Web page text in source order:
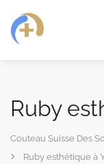
Ruby
Couteau Suisse Des
Ruby esthétique à